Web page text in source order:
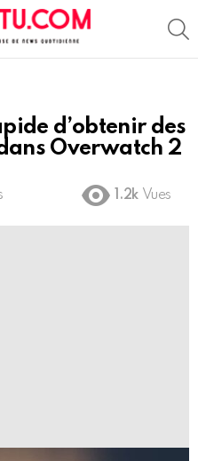
d’obtenir des
Overwatch 2
1.2k Vues